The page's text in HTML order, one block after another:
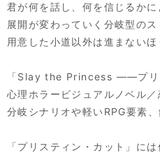
君が何を話し、何を信じるか
展開が変わっていく分岐型の
用意した小道以外は進まないほ
「Slay the Princess ――プリ
心理ホラービジュアルノベル
分岐シナリオや軽いRPG要素
「プリスティン・カット」に